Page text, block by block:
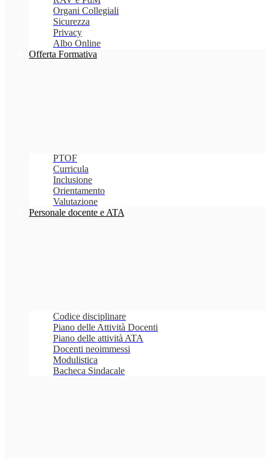
Organi Collegiali
Sicurezza
Privacy
Albo Online
Offerta Formativa
PTOF
Curricula
Inclusione
Orientamento
Valutazione
Personale docente e ATA
Codice disciplinare
Piano delle Attività Docenti
Piano delle attività ATA
Docenti neoimmessi
Modulistica
Bacheca Sindacale